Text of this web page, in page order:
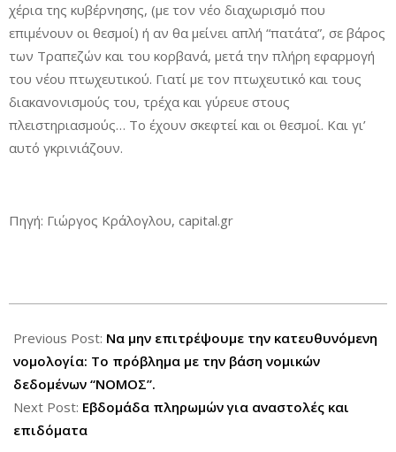
χέρια της κυβέρνησης, (με τον νέο διαχωρισμό που
επιμένουν οι θεσμοί) ή αν θα μείνει απλή “πατάτα”, σε βάρος
των Τραπεζών και του κορβανά, μετά την πλήρη εφαρμογή
του νέου πτωχευτικού. Γιατί με τον πτωχευτικό και τους
διακανονισμούς του, τρέχα και γύρευε στους
πλειστηριασμούς… Το έχουν σκεφτεί και οι θεσμοί. Και γι’
αυτό γκρινιάζουν.
Πηγή: Γιώργος Κράλογλου, capital.gr
03-
01
Previous Post: Να μην επιτρέψουμε την κατευθυνόμενη
νομολογία: Το πρόβλημα με την βάση νομικών
δεδομένων “ΝΟΜΟΣ”.
Next Post: Εβδομάδα πληρωμών για αναστολές και
επιδόματα